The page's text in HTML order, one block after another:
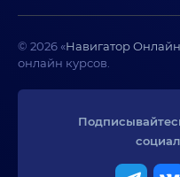
© 2026 «Навигатор
онлайн курсов.